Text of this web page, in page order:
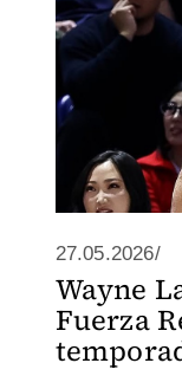
27.05.2026/
Wayne
Fuerza